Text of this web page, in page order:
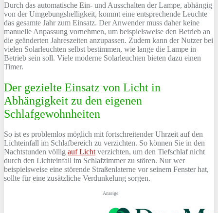
Durch das automatische Ein- und Ausschalten der Lampe, abhängig
von der Umgebungshelligkeit, kommt eine entsprechende Leuchte
das gesamte Jahr zum Einsatz. Der Anwender muss daher keine
manuelle Anpassung vornehmen, um beispielsweise den Betrieb an
die geänderten Jahreszeiten anzupassen. Zudem kann der Nutzer bei
vielen Solarleuchten selbst bestimmen, wie lange die Lampe in
Betrieb sein soll. Viele moderne Solarleuchten bieten dazu einen
Timer.
Der gezielte Einsatz von Licht in
Abhängigkeit zu den eigenen
Schlafgewohnheiten
So ist es problemlos möglich mit fortschreitender Uhrzeit auf den
Lichteinfall im Schlafbereich zu verzichten. So können Sie in den
Nachtstunden völlig auf Lichtverzichten, um den Tiefschlaf nicht
durch den Lichteinfall im Schlafzimmer zu stören. Nur wer
beispielsweise eine störende Straßenlaterne vor seinem Fenster hat,
sollte für eine zusätzliche Verdunkelung sorgen.
Anzeige